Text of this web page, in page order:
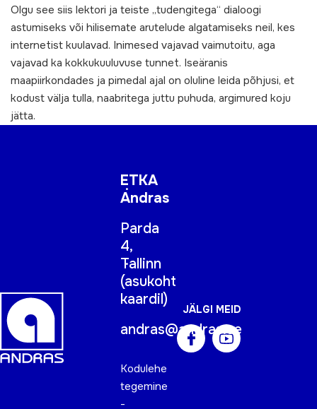
Olgu see siis lektori ja teiste „tudengitega“ dialoogi
astumiseks või hilisemate arutelude algatamiseks neil, kes
internetist kuulavad. Inimesed vajavad vaimutoitu, aga
vajavad ka kokkukuuluvuse tunnet. Iseäranis
maapiirkondades ja pimedal ajal on oluline leida põhjusi, et
kodust välja tulla, naabritega juttu puhuda, argimured koju
jätta.
ETKA
Andras
Parda
4,
Tallinn
(asukoht
kaardil)
andras@andras.ee
Kodulehe
tegemine
-
JÄLGI MEID